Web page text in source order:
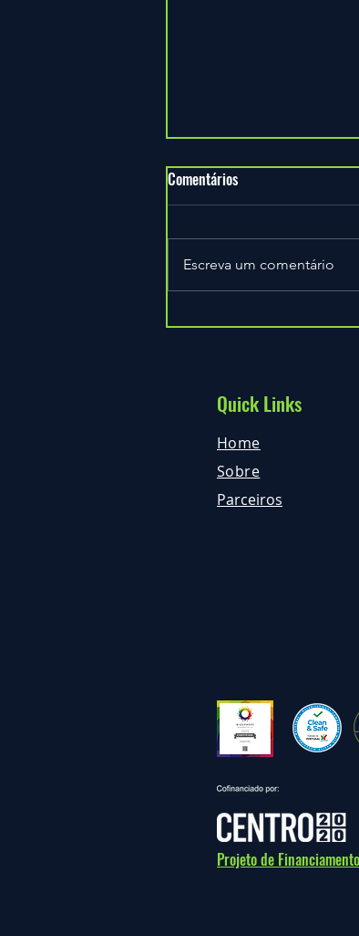
Junta-te à equipa
Comentários
Escreva um comentário
Quick Links
Home
Sobre
Parceiros
Projeto de Financiamento